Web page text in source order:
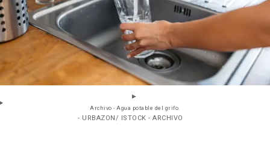
Archivo - Agua potable del grifo.
- URBAZON/ ISTOCK - ARCHIVO